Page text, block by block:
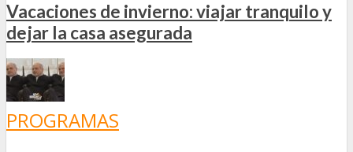
Vacaciones de invierno: viajar tranquilo y
dejar la casa asegurada
PROGRAMAS